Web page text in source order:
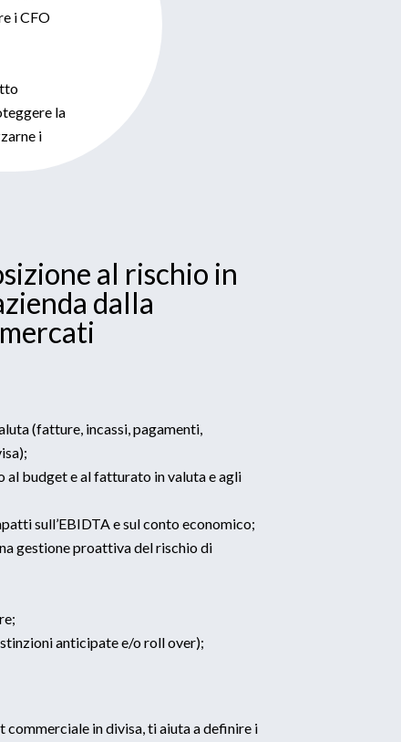
i CFO
la
i
al rischio in
dalla
(fatture, incassi, pagamenti,
budget e al fatturato in valuta e agli
sull’EBIDTA e sul conto economico;
gestione proattiva del rischio di
anticipate e/o roll over);
in divisa, ti aiuta a definire i